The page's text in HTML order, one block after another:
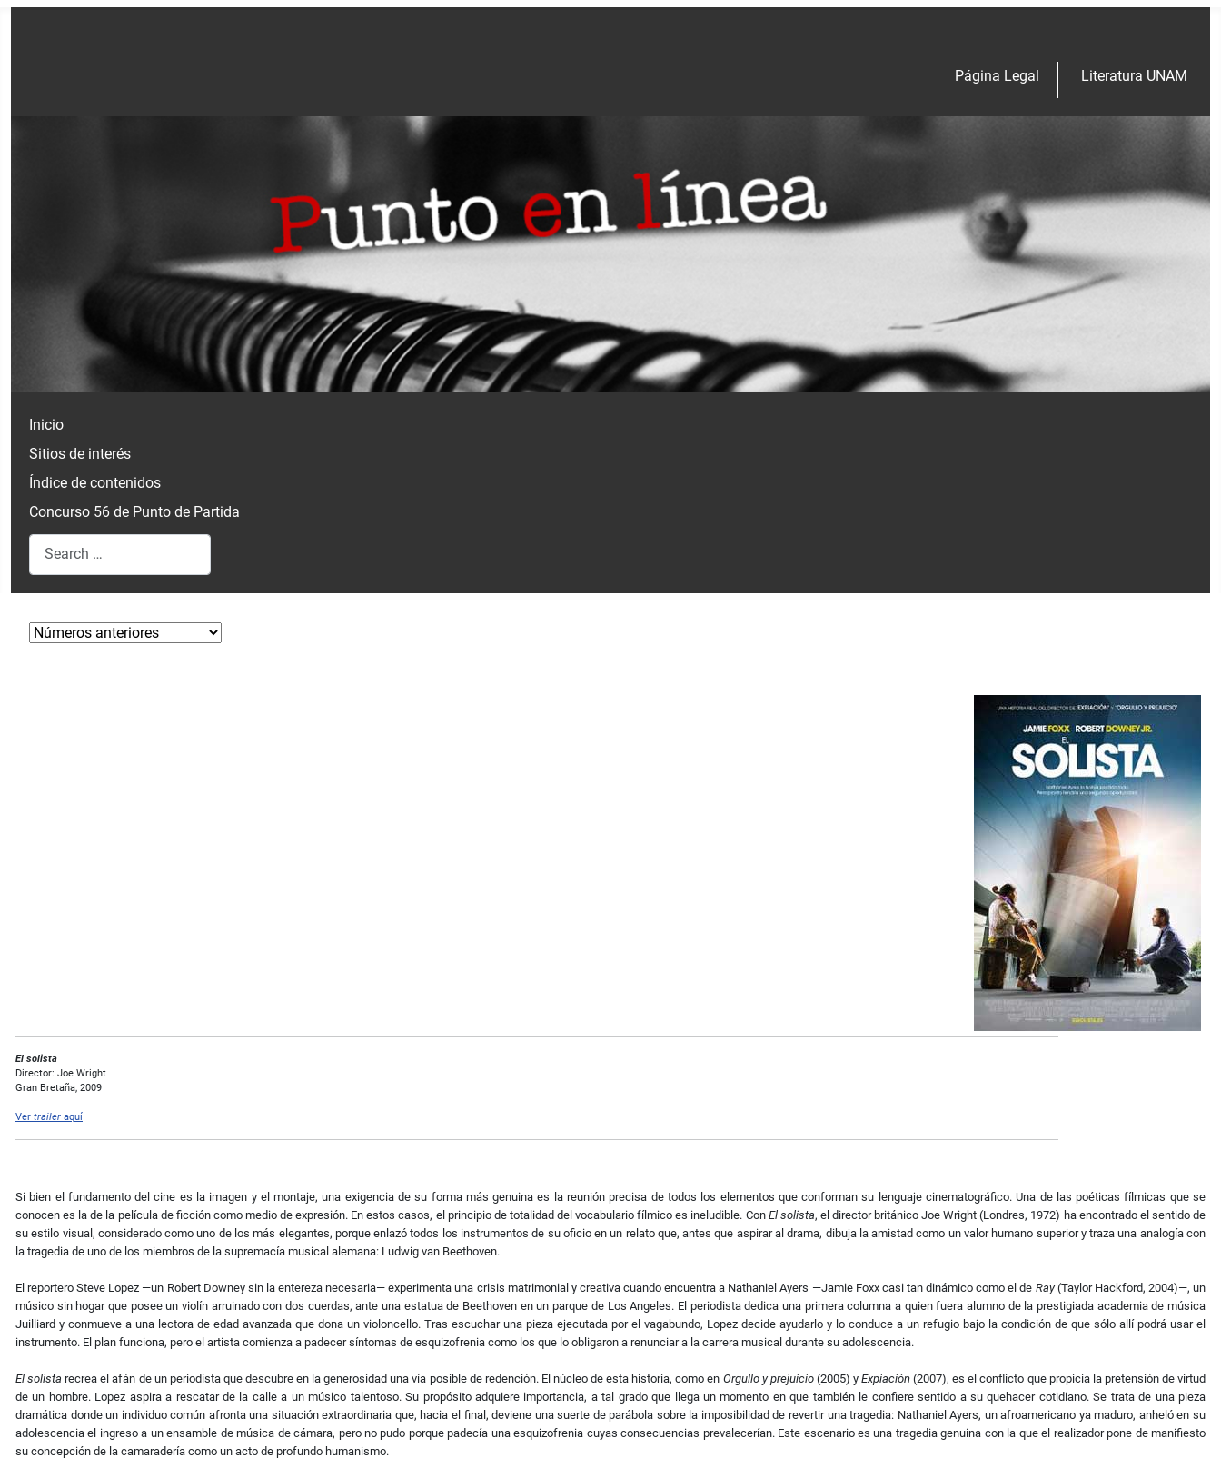
Literatura UNAM
Página Legal
Inicio
Sitios de interés
Índice de contenidos
Concurso 56 de Punto de Partida
Search
El solista
Director: Joe Wright
Gran Bretaña, 2009
Ver trailer aquí
Si bien el fundamento del cine es la imagen y el montaje, una exigencia de su forma más genuina es la reunión precisa de todos los elementos que conforman su lenguaje cinematográfico. Una de las poéticas fílmicas que se
conocen es la de la película de ficción como medio de expresión. En estos casos, el principio de totalidad del vocabulario fílmico es ineludible. Con El solista, el director británico Joe Wright (Londres, 1972) ha encontrado el sentido de
su estilo visual, considerado como uno de los más elegantes, porque enlazó todos los instrumentos de su oficio en un relato que, antes que aspirar al drama, dibuja la amistad como un valor humano superior y traza una analogía con
la tragedia de uno de los miembros de la supremacía musical alemana: Ludwig van Beethoven.
El reportero Steve Lopez —un Robert Downey sin la entereza necesaria— experimenta una crisis matrimonial y creativa cuando encuentra a Nathaniel Ayers —Jamie Foxx casi tan dinámico como el de Ray(Taylor Hackford, 2004)—, un
músico sin hogar que posee un violín arruinado con dos cuerdas, ante una estatua de Beethoven en un parque de Los Angeles. El periodista dedica una primera columna a quien fuera alumno de la prestigiada academia de música
Juilliard y conmueve a una lectora de edad avanzada que dona un violoncello. Tras escuchar una pieza ejecutada por el vagabundo, Lopez decide ayudarlo y lo conduce a un refugio bajo la condición de que sólo allí podrá usar el
instrumento. El plan funciona, pero el artista comienza a padecer síntomas de esquizofrenia como los que lo obligaron a renunciar a la carrera musical durante su adolescencia.
El solista recrea el afán de un periodista que descubre en la generosidad una vía posible de redención. El núcleo de esta historia, como en Orgullo y prejuicio(2005) yExpiación(2007), es el conflicto que propicia la pretensión de virtud
de un hombre. Lopez aspira a rescatar de la calle a un músico talentoso. Su propósito adquiere importancia, a tal grado que llega un momento en que también le confiere sentido a su quehacer cotidiano. Se trata de una pieza
dramática donde un individuo común afronta una situación extraordinaria que, hacia el final, deviene una suerte de parábola sobre la imposibilidad de revertir una tragedia: Nathaniel Ayers, un afroamericano ya maduro, anheló en su
adolescencia el ingreso a un ensamble de música de cámara, pero no pudo porque padecía una esquizofrenia cuyas consecuencias prevalecerían. Este escenario es una tragedia genuina con la que el realizador pone de manifiesto
su concepción de la camaradería como un acto de profundo humanismo.